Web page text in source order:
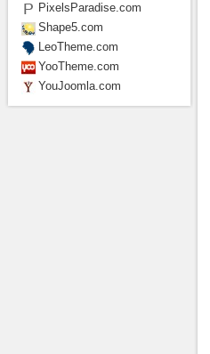
PixelsParadise.com
Shape5.com
LeoTheme.com
YooTheme.com
YouJoomla.com